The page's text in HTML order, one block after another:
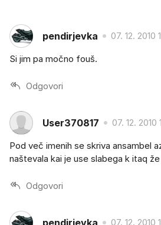
pendirjevka 07. 12. 2010
Si jim pa močno fouš.
Odgovori
User370817 07. 12. 2010
Pod več imenih se skriva ansambel
naštevala kai je use slabega k itaq
Odgovori
pendirjevka 07. 12. 2010